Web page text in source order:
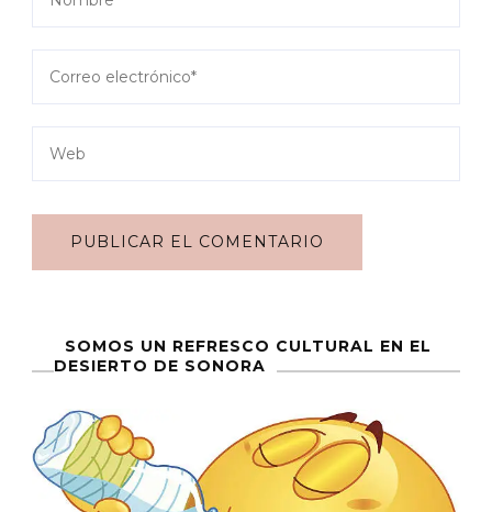
SOMOS UN REFRESCO CULTURAL EN EL
DESIERTO DE SONORA